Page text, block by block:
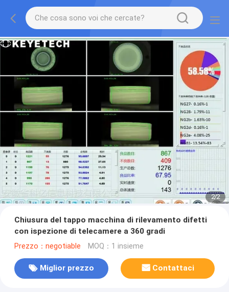
2/2
Chiusura del tappo macchina di rilevamento difetti
con ispezione di telecamere a 360 gradi
Prezzo：negotiable MOQ：1 insieme
Miglior prezzo Contattaci